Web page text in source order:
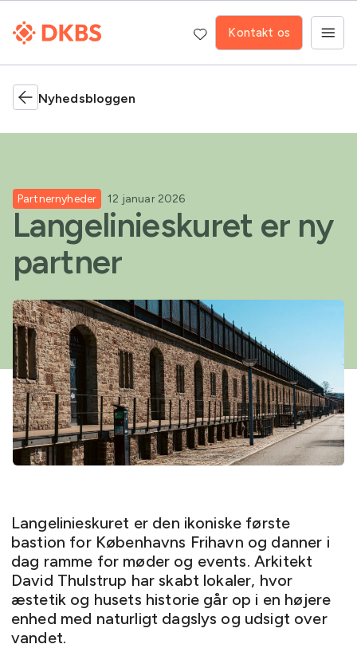
Kontakt os
Nyhedsbloggen
Partnernyheder 12 januar 2026
Langelinieskuret er ny
partner
Langelinieskuret er den ikoniske første
bastion for Københavns Frihavn og danner i
dag ramme for møder og events. Arkitekt
David Thulstrup har skabt lokaler, hvor
æstetik og husets historie går op i en højere
enhed med naturligt dagslys og udsigt over
vandet.